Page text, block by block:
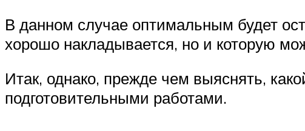
В данном случае оптимальным будет
хорошо накладывается, но и которую
Итак, однако, прежде чем выяснять,
подготовительными работами.